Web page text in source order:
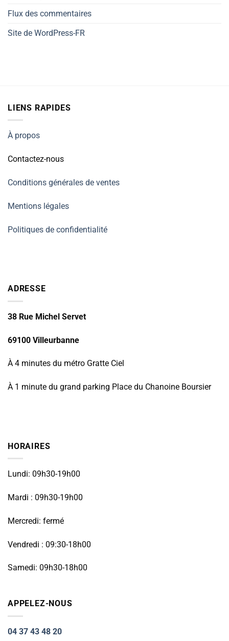
Flux des commentaires
Site de WordPress-FR
LIENS RAPIDES
À propos
Contactez-nous
Conditions générales de ventes
Mentions légales
Politiques de confidentialité
ADRESSE
38 Rue Michel Servet
69100 Villeurbanne
À 4 minutes du métro Gratte Ciel
À 1 minute du grand parking Place du Chanoine Boursier
HORAIRES
Lundi: 09h30-19h00
Mardi : 09h30-19h00
Mercredi: fermé
Vendredi : 09:30-18h00
Samedi: 09h30-18h00
APPELEZ-NOUS
04 37 43 48 20